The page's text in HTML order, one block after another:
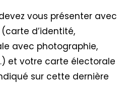
vous présenter avec
d’identité,
avec photographie,
et votre carte électorale
sur cette dernière